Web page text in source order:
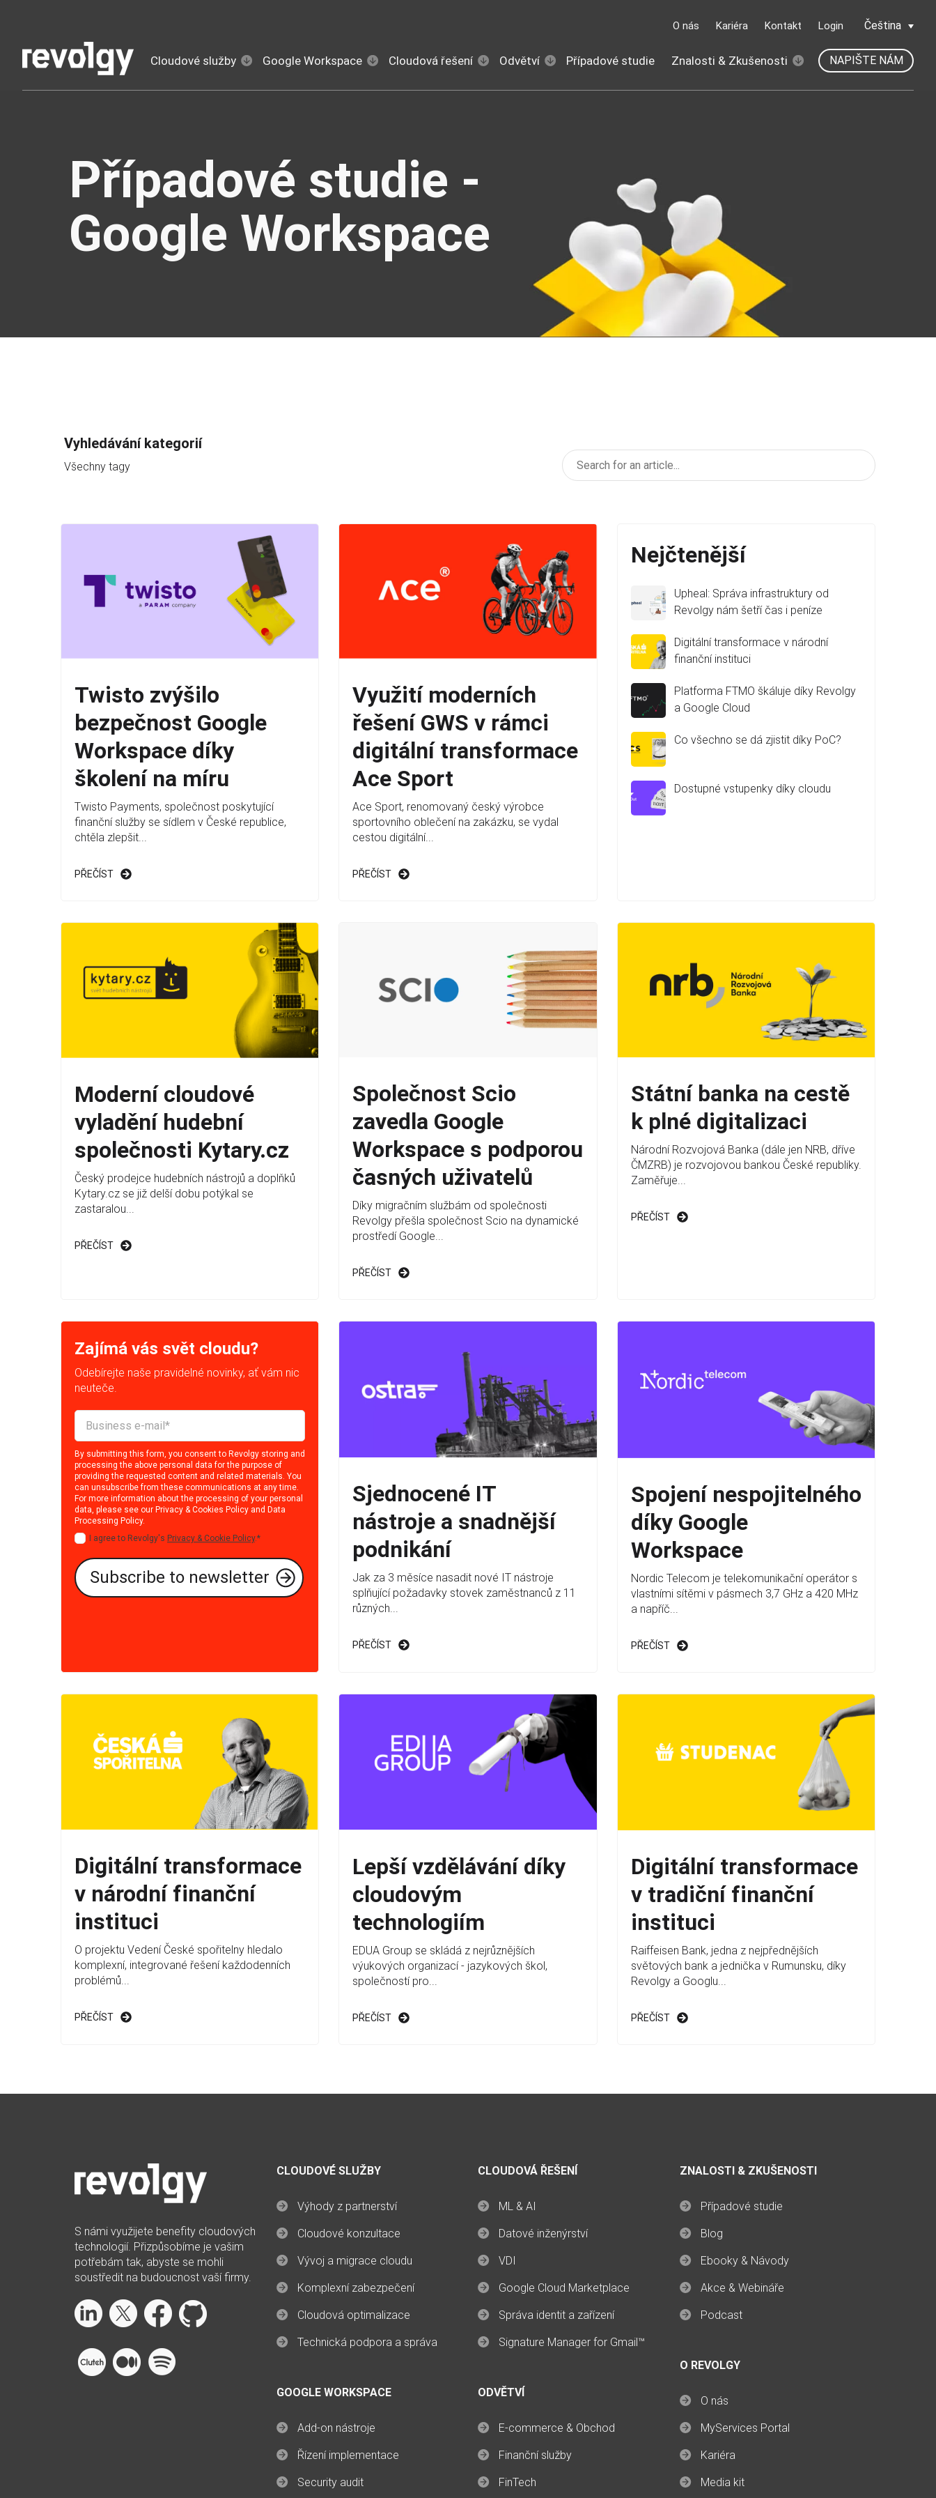
O nás Kariéra Kontakt Login Čeština
Cloudové služby Google Workspace Cloudová řešení Odvětví Případové studie Znalosti & Zkušenosti NAPIŠTE NÁM
Případové studie -
Google Workspace
Vyhledávání kategorií
Všechny tagy
Twisto zvýšilo
bezpečnost Google
Workspace díky
školení na míru
Twisto Payments, společnost poskytující
finanční služby se sídlem v České republice,
chtěla zlepšit...
PŘEČÍST
Využití moderních
řešení GWS v rámci
digitální transformace
Ace Sport
Ace Sport, renomovaný český výrobce
sportovního oblečení na zakázku, se vydal
cestou digitální...
PŘEČÍST
Nejčtenější
Upheal: Správa infrastruktury od
Revolgy nám šetří čas i peníze
Digitální transformace v národní
finanční instituci
Platforma FTMO škáluje díky Revolgy
a Google Cloud
Co všechno se dá zjistit díky PoC?
Dostupné vstupenky díky cloudu
Moderní cloudové
vyladění hudební
společnosti Kytary.cz
Český prodejce hudebních nástrojů a doplňků
Kytary.cz se již delší dobu potýkal se
zastaralou...
PŘEČÍST
Společnost Scio
zavedla Google
Workspace s podporou
časných uživatelů
Díky migračním službám od společnosti
Revolgy přešla společnost Scio na dynamické
prostředí Google...
PŘEČÍST
Státní banka na cestě
k plné digitalizaci
Národní Rozvojová Banka (dále jen NRB, dříve
ČMZRB) je rozvojovou bankou České republiky.
Zaměřuje...
PŘEČÍST
Zajímá vás svět cloudu?
Odebírejte naše pravidelné novinky, ať vám nic
neuteče.
By submitting this form, you consent to Revolgy storing and
processing the above personal data for the purpose of
providing the requested content and related materials. You
can unsubscribe from these communications at any time.
For more information about the processing of your personal
data, please see our Privacy & Cookies Policy and Data
Processing Policy.
I agree to Revolgy's Privacy & Cookie Policy.*
Sjednocené IT
nástroje a snadnější
podnikání
Jak za 3 měsíce nasadit nové IT nástroje
splňující požadavky stovek zaměstnanců z 11
různých...
PŘEČÍST
Spojení nespojitelného
díky Google
Workspace
Nordic Telecom je telekomunikační operátor s
vlastními sítěmi v pásmech 3,7 GHz a 420 MHz
a napříč...
PŘEČÍST
Digitální transformace
v národní finanční
instituci
O projektu Vedení České spořitelny hledalo
komplexní, integrované řešení každodenních
problémů...
PŘEČÍST
Lepší vzdělávání díky
cloudovým
technologiím
EDUA Group se skládá z nejrůznějších
výukových organizací - jazykových škol,
společností pro...
PŘEČÍST
Digitální transformace
v tradiční finanční
instituci
Raiffeisen Bank, jedna z nejpřednějších
světových bank a jednička v Rumunsku, díky
Revolgy a Googlu...
PŘEČÍST
S námi využijete benefity cloudových
technologií. Přizpůsobíme je vašim
potřebám tak, abyste se mohli
soustředit na budoucnost vaší firmy.
CLOUDOVÉ SLUŽBY
Výhody z partnerství
Cloudové konzultace
Vývoj a migrace cloudu
Komplexní zabezpečení
Cloudová optimalizace
Technická podpora a správa
GOOGLE WORKSPACE
Add-on nástroje
Řízení implementace
Security audit
CLOUDOVÁ ŘEŠENÍ
ML & AI
Datové inženýrství
VDI
Google Cloud Marketplace
Správa identit a zařízení
Signature Manager for Gmail™
ODVĚTVÍ
E-commerce & Obchod
Finanční služby
FinTech
ZNALOSTI & ZKUŠENOSTI
Případové studie
Blog
Ebooky & Návody
Akce & Webináře
Podcast
O REVOLGY
O nás
MyServices Portal
Kariéra
Media kit